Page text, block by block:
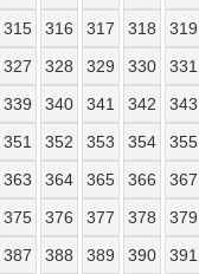
315 316 317 318 319
327 328 329 330 331
339 340 341 342 343
351 352 353 354 355
363 364 365 366 367
375 376 377 378 379
387 388 389 390 391